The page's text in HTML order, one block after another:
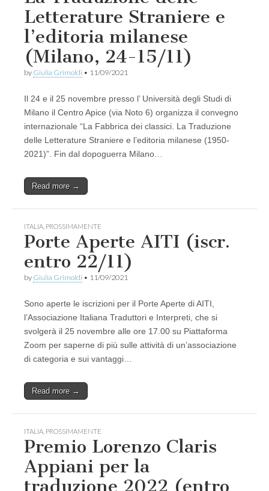
Letterature Straniere e
l’editoria milanese
(Milano, 24-15/11)
by Giulia Grimoldi • 11/09/2021
Il 24 e il 25 novembre presso l’ Università degli Studi di
Milano il Centro Apice (via Noto 6) organizza il convegno
internazionale “La Fabbrica dei classici. La Traduzione
delle Letterature Straniere e l’editoria milanese (1950-
2021)”. Fin dal dopoguerra Milano…
Read more →
ITALIA PROSSIMAMENTE
Porte Aperte AITI (iscr.
entro 22/11)
by Giulia Grimoldi • 11/09/2021
Sono aperte le iscrizioni per il Porte Aperte di AITI,
l’Associazione Italiana Traduttori e Interpreti, che si
svolgerà il 25 novembre alle ore 17.00 su Piattaforma
Zoom per saperne di più sulle attività di un’associazione
di categoria e sui vantaggi…
Read more →
ITALIA PROSSIMAMENTE
Premio Lorenzo Claris
Appiani per la
traduzione 2022 (entro